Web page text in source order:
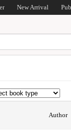
New Arrival
Author